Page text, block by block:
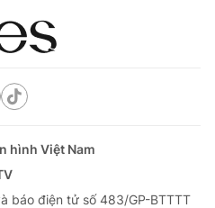
hình Việt Nam
báo điện tử số 483/GP-BTTTT